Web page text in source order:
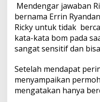
Mendengar jawaban
bernama Errin
Ricky untuk tidak
kata-kata bom pada
sangat sensitif dan
Setelah mendapat
menyampaikan
mengatakan hanya